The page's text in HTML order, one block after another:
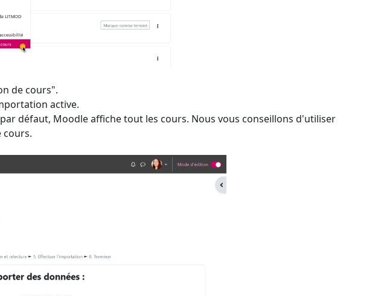
de cours".
active.
défaut, Moodle affiche tout les cours. Nous vous conseillons d'utiliser
cours.